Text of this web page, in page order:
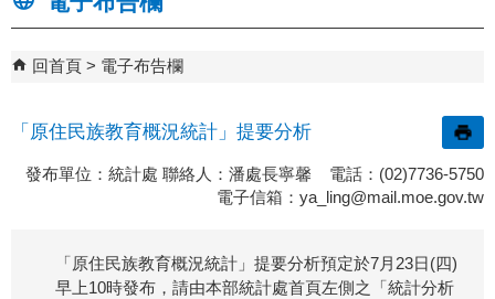
回首頁 電子布告欄
「原住民族教育概況統計」提要分析
發布單位：統計處 聯絡人：潘處長寧馨 電話：(02)7736-5750
電子信箱： ya_ling@mail.moe.gov.tw
「原住民族教育概況統計」提要分析預定於7月23日(四)
早上10時發布，請由本部統計處首頁左側之「統計分析